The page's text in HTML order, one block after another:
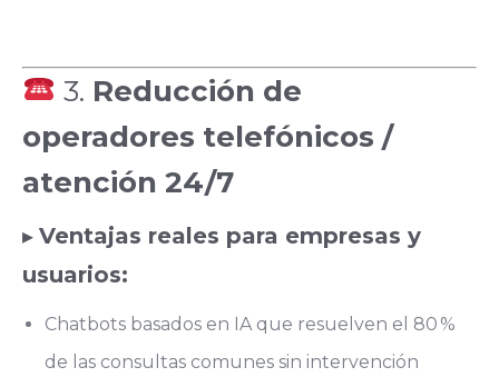
3. Reducción de
operadores telefónicos /
atención 24/7
▸ Ventajas reales para empresas y
usuarios:
Chatbots basados en IA que resuelven el 80 %
de las consultas comunes sin intervención